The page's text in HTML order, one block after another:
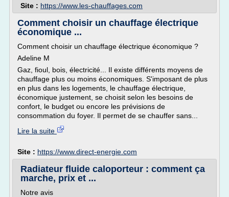
Site : https://www.les-chauffages.com
Comment choisir un chauffage électrique
économique ...
Comment choisir un chauffage électrique économique ?
Adeline M
Gaz, fioul, bois, électricité... Il existe différents moyens de
chauffage plus ou moins économiques. S'imposant de plus
en plus dans les logements, le chauffage électrique,
économique justement, se choisit selon les besoins de
confort, le budget ou encore les prévisions de
consommation du foyer. Il permet de se chauffer sans...
Lire la suite
Site : https://www.direct-energie.com
Radiateur fluide caloporteur : comment ça
marche, prix et ...
Notre avis